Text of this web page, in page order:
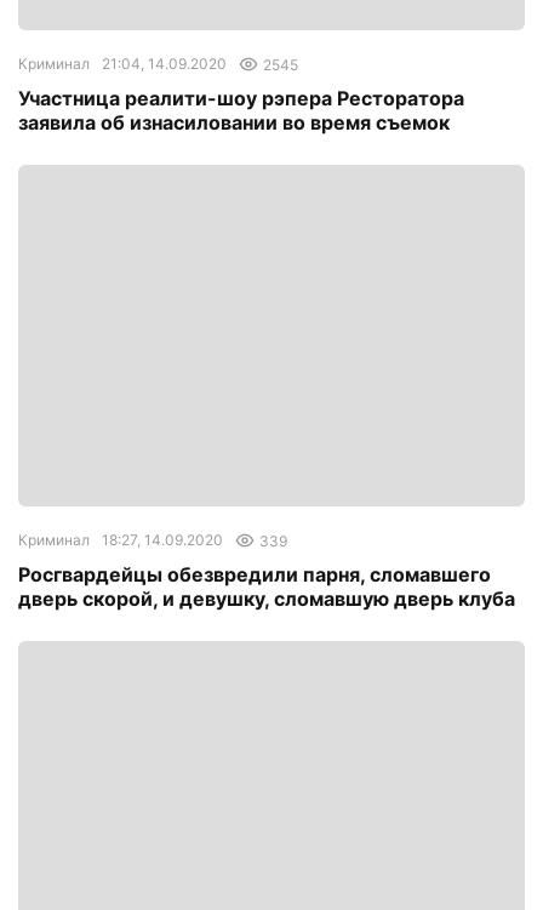
Криминал 21:04, 14.09.2020 2545
Участница реалити-шоу рэпера Ресторатора
заявила об изнасиловании во время съемок
Криминал 18:27, 14.09.2020 339
Росгвардейцы обезвредили парня, сломавшего
дверь скорой, и девушку, сломавшую дверь клуба